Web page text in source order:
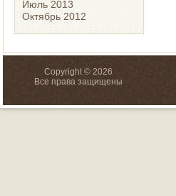
Июль 2013
Октябрь 2012
Copyright © 2026
Все права защищены